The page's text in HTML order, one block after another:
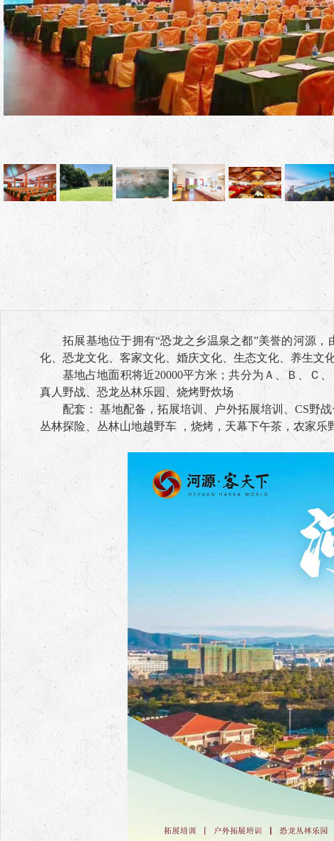
河源客天下国际研学拓展基地
拓展基地位于拥有“恐龙之乡温泉之都”美誉的河源
化、恐龙文化、客家文化、婚庆文化、生态文化、养生文
基地占地面积将近20000平方米；共分为Ａ、Ｂ、Ｃ
真人野战、恐龙丛林乐园、烧烤野炊场
配套： 基地配备，拓展培训、户外拓展培训、CS野
丛林探险、丛林山地越野车 ，烧烤，天幕下午茶，农家乐